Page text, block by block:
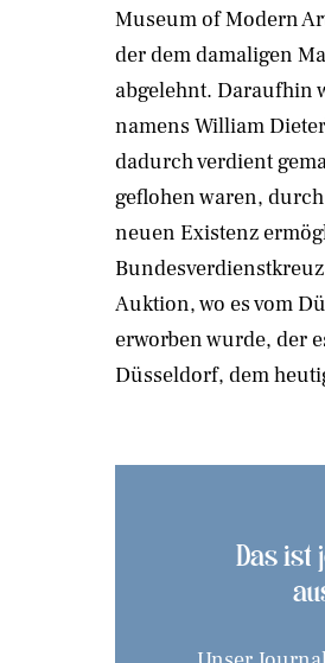
Museum of Modern
der dem damaligen
abgelehnt. Daraufhin
namens William
dadurch verdient
geflohen waren,
neuen Existenz
Auktion, wo es vom
erworben wurde, der
Düsseldorf, dem
Das ist